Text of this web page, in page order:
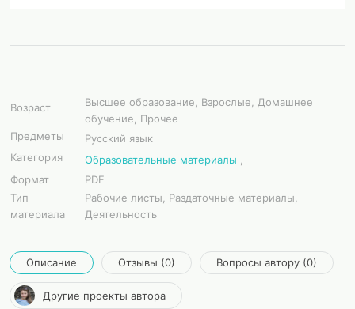
Возраст
Высшее образование, Взрослые, Домашнее
обучение, Прочее
Предметы
Русский язык
Категория
Образовательные материалы ,
Формат
PDF
Тип
материала
Рабочие листы, Раздаточные материалы,
Деятельность
Описание Отзывы (0) Вопросы автору (0)
Другие проекты автора